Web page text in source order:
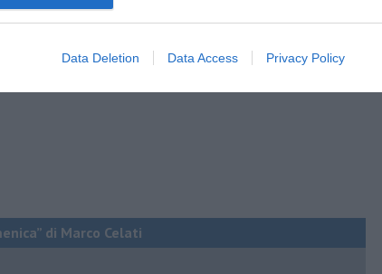
Data Deletion Data Access Privacy Policy
di Marco Celati